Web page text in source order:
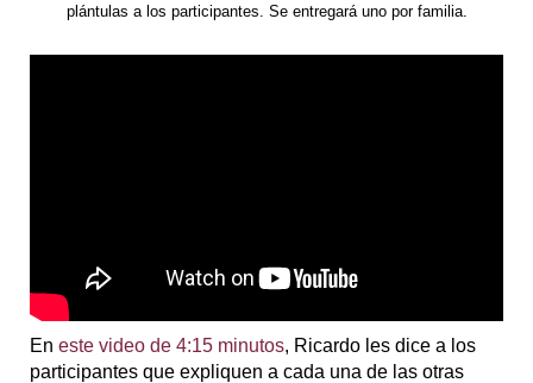
plántulas a los participantes. Se entregará uno por familia.
En este video de 4:15 minutos, Ricardo les dice a los
participantes que expliquen a cada una de las otras